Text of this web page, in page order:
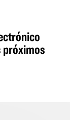
próximos